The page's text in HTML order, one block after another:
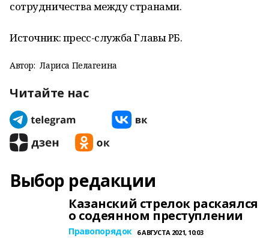
сотрудничества между странами.
Источник: пресс-служба Главы РБ.
Автор: Лариса Пелагеина
Читайте нас
Выбор редакции
Казанский стрелок раскаялся
о содеянном преступлении
Правопорядок 6 АВГУСТА 2021, 10:03